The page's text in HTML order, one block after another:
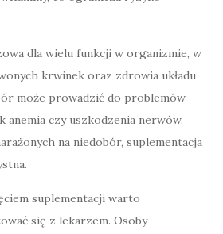
dla wielu funkcji w organizmie, w
krwinek oraz zdrowia układu
może prowadzić do problemów
czy uszkodzenia nerwów.
na niedobór, suplementacja
suplementacji warto
się z lekarzem. Osoby